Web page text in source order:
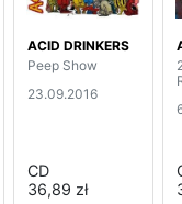
ACID DRINKERS
Peep Show
23.09.2016
CD
36,89 zł